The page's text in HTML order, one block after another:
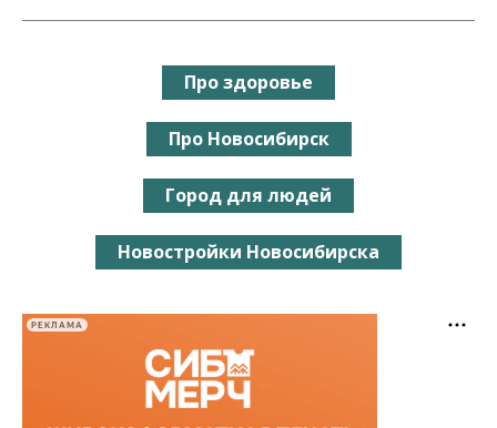
Про здоровье
Про Новосибирск
Город для людей
Новостройки Новосибирска
РЕКЛАМА